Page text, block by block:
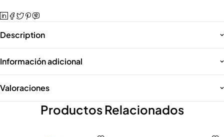
Description
Información adicional
Valoraciones
Productos Relacionados